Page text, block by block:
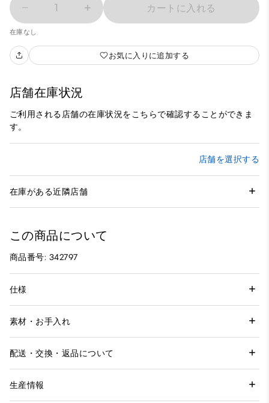
1 カートに入れる
在庫なし
お気に入りに追加する
店舗在庫状況
ご利用される店舗の在庫状況をこちらで確認することができま
す。
店舗を選択する
在庫がある近隣店舗
この商品について
商品番号: 342797
仕様
素材・お手入れ
配送・交換・返品について
生産情報